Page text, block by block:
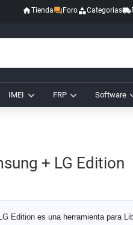
Tienda Foro Categorias
IMEI FRP Software
+ LG Edition
Edition es una herramienta para